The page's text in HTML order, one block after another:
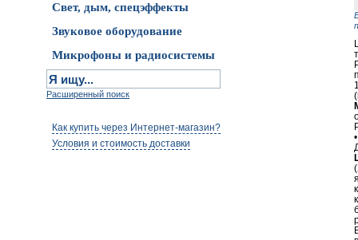
Свет, дым, спецэффекты
Звуковое оборудование
Микрофоны и радиосистемы
Расширенный поиск
Как купить через Интернет-магазин?
Условия и стоимость доставки